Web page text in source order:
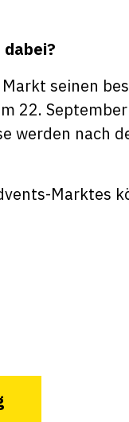
seinen
22.
werden nach
Marktes